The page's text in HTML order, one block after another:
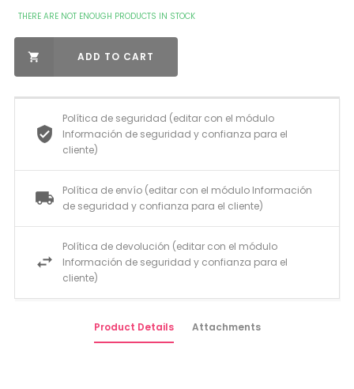
THERE ARE NOT ENOUGH PRODUCTS IN STOCK
 ADD TO CART
Política de seguridad (editar con el módulo
Información de seguridad y confianza para el
cliente)
Política de envío (editar con el módulo Información
de seguridad y confianza para el cliente)
Política de devolución (editar con el módulo
Información de seguridad y confianza para el
cliente)
Product Details Attachments